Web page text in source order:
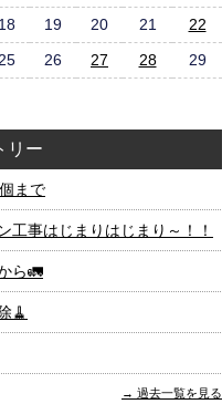
18 19 20 21
22
25 26 27 28
29
リー
まで
工事はじまりはじまり～！！
ら🚛
🧹
過去一覧を見る